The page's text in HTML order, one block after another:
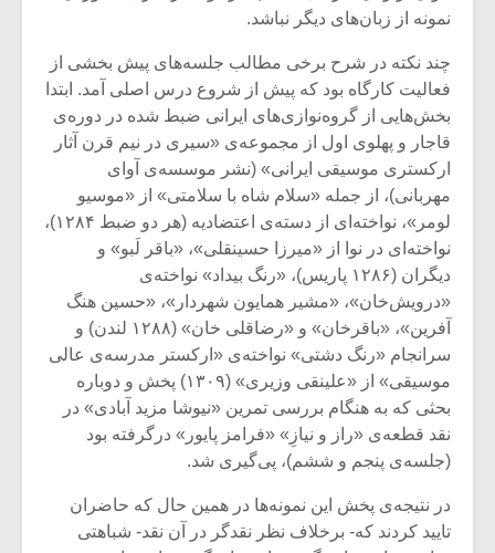
نمونه‌ از زبان‌های دیگر نباشد.
چند نکته در شرح برخی مطالب جلسه‌های پیش بخشی از
فعالیت کارگاه بود که پیش از شروع درس اصلی آمد. ابتدا
بخش‌هایی از گروه‌نوازی‌های ایرانی ضبط شده در دوره‌ی
قاجار و پهلوی اول از مجموعه‌ی «سیری در نیم قرن آثار
ارکستری موسیقی ایرانی» (نشر موسسه‌ی آوای
مهربانی)، از جمله «سلام شاه با سلامتی» از «موسیو
لومر»، نواخته‌ای از دسته‌ی اعتضادیه (هر دو ضبط ۱۲۸۴)،
نواخته‌ای در نوا از «میرزا حسینقلی»، «باقر لَبو» و
دیگران (۱۲۸۶ پاریس)، «رنگ بیداد» نواخته‌ی
«درویش‌خان»، «مشیر همایون شهردار»، «حسین هنگ
آفرین»، «باقرخان» و «رضاقلی خان» (۱۲۸۸ لندن) و
سرانجام «رنگ دشتی» نواخته‌ی «ارکستر مدرسه‌ی عالی
موسیقی» از «علینقی وزیری» (۱۳۰۹) پخش و دوباره
بحثی که به هنگام بررسی تمرین «نیوشا مزید آبادی» در
نقد قطعه‌ی «راز و نیازِ» «فرامز پایور» درگرفته بود
(جلسه‌ی پنجم و ششم)، پی‌گیری شد.
در نتیجه‌ی پخش این نمونه‌ها در همین حال که حاضران
تایید کردند که- برخلاف نظر نقدگر در آن نقد- شباهتی